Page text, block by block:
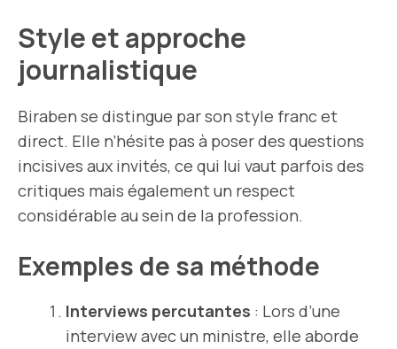
Style et approche
journalistique
Biraben se distingue par son style franc et
direct. Elle n’hésite pas à poser des questions
incisives aux invités, ce qui lui vaut parfois des
critiques mais également un respect
considérable au sein de la profession.
Exemples de sa méthode
Interviews percutantes : Lors d’une
interview avec un ministre, elle aborde